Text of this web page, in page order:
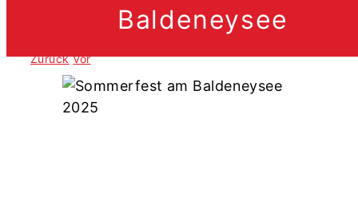
Baldeneysee
Zurück Vor